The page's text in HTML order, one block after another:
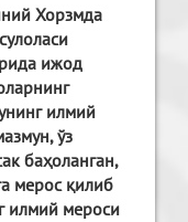
Хорзмда
ижод
илмий
ўз
баҳоланган,
мерос қилиб
илмий мероси